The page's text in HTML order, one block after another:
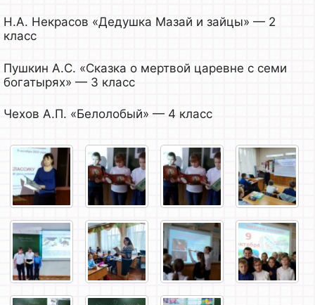
Н.А. Некрасов «Дедушка Мазай и зайцы» — 2
класс
Пушкин А.С. «Сказка о мертвой царевне с семи
богатырях» — 3 класс
Чехов А.П. «Белолобый» — 4 класс